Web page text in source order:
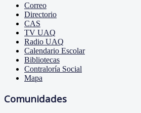
Correo
Directorio
CAS
TV UAQ
Radio UAQ
Calendario Escolar
Bibliotecas
Contraloría Social
Mapa
Comunidades